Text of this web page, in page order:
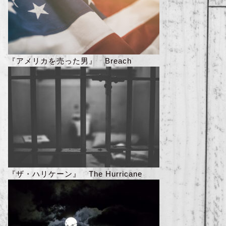
『アメリカを売った男』 Breach
『ザ・ハリケーン』 The Hurricane